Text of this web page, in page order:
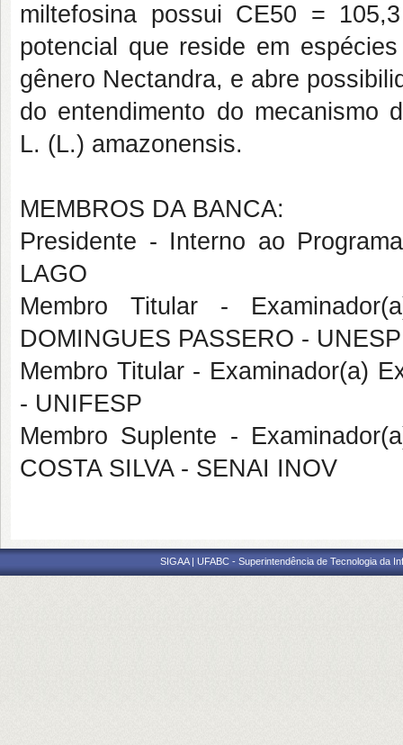
miltefosina possui CE50 =
potencial que reside em
gênero Nectandra, e abre
do entendimento do
L. (L.) amazonensis.
MEMBROS DA BANCA:
Presidente - Interno ao
LAGO
Membro Titular -
DOMINGUES PASSERO - UNESP
Membro Titular - Examinador(a)
- UNIFESP
Membro Suplente -
COSTA SILVA - SENAI INOV
SIGAA | UFABC - Superintendência de Tecnologia da